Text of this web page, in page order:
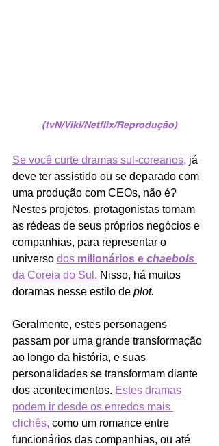
(tvN/Viki/Netflix/Reprodução)
Se você curte dramas sul-coreanos, já
deve ter assistido ou se deparado com
uma produção com CEOs, não é?
Nestes projetos, protagonistas tomam
as rédeas de seus próprios negócios e
companhias, para representar o
universo dos milionários e chaebols
da Coreia do Sul. Nisso, há muitos
doramas nesse estilo de plot.
Geralmente, estes personagens
passam por uma grande transformação
ao longo da história, e suas
personalidades se transformam diante
dos acontecimentos. Estes dramas
podem ir desde os enredos mais
clichês, como um romance entre
funcionários das companhias, ou até